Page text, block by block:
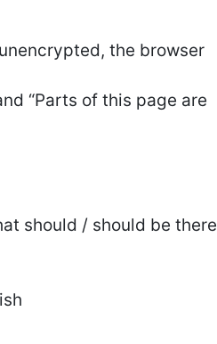
the browser
“Parts of this page are
should / should be there